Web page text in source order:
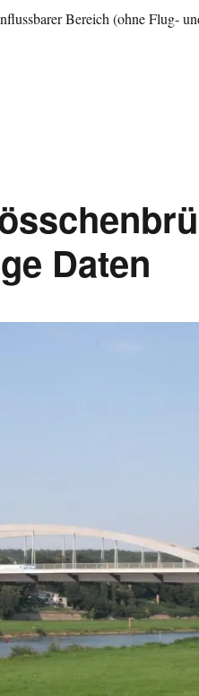
Bereich (ohne Flug-
Daten